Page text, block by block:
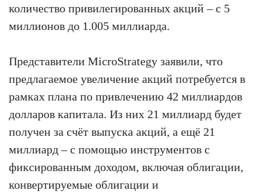
количество привилегированных акций – с 5
миллионов до 1.005 миллиарда.
Представители MicroStrategy заявили, что
предлагаемое увеличение акций потребуется в
рамках плана по привлечению 42 миллиардов
долларов капитала. Из них 21 миллиард будет
получен за счёт выпуска акций, а ещё 21
миллиард – с помощью инструментов с
фиксированным доходом, включая облигации,
конвертируемые облигации и